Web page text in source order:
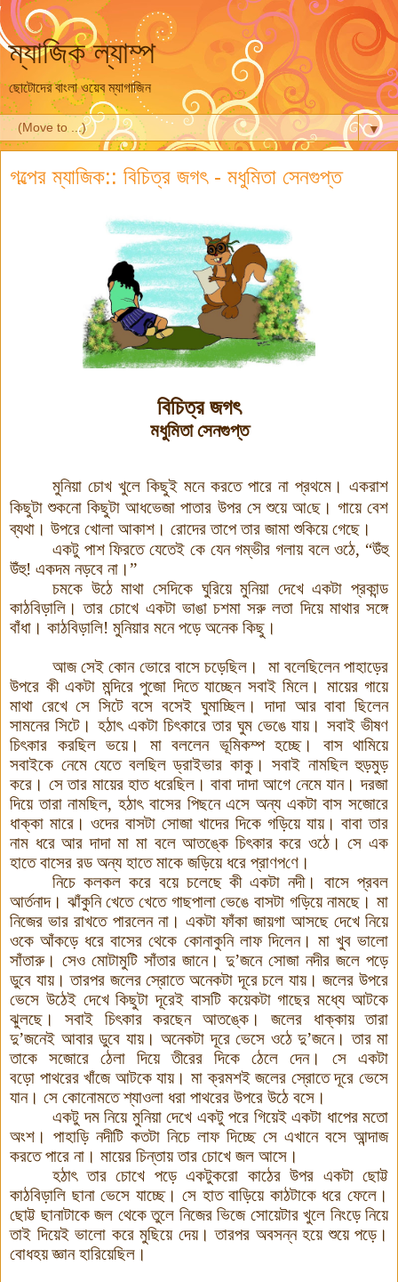
ম্যাজিক ল্যাম্প
ছোটোদের বাংলা ওয়েব ম্যাগাজিন
▼
গল্পের ম্যাজিক:: বিচিত্র জগৎ - মধুমিতা সেনগুপ্ত
বিচিত্র জগৎ
মধুমিতা সেনগুপ্ত
মুনিয়া চোখ খুলে কিছুই মনে করতে পারে না প্রথমে। একরাশ
কিছুটা শুকনো কিছুটা আধভেজা পাতার উপর সে শুয়ে আছে। গায়ে বেশ
ব্যথা। উপরে খোলা আকাশ। রোদের তাপে তার জামা শুকিয়ে গেছে ।
একটু পাশ ফিরতে যেতেই কে যেন গম্ভীর গলায় বলে ওঠে, “উঁহু
উঁহু! একদম নড়বে না।”
চমকে উঠে মাথা সেদিকে ঘুরিয়ে মুনিয়া দেখে একটা প্রকান্ড
কাঠবিড়ালি। তার চোখে একটা ভাঙা চশমা সরু লতা দিয়ে মাথার সঙ্গে
বাঁধা । কাঠবিড়ালি! মুনিয়ার মনে পড়ে অনেক কিছু ।
আজ সেই কোন ভোরে বাসে চড়েছিল। মা বলেছিলেন পাহাড়ের
উপরে কী একটা মন্দিরে পুজো দিতে যাচ্ছেন সবাই মিলে। মায়ের গায়ে
মাথা রেখে সে সিটে বসে বসেই ঘুমাচ্ছিল। দাদা আর বাবা ছিলেন
সামনের সিটে। হঠাৎ একটা চিৎকারে তার ঘুম ভেঙে যায়। সবাই ভীষণ
চিৎকার করছিল ভয়ে। মা বললেন ভূমিকম্প হচ্ছে। বাস থামিয়ে
সবাইকে নেমে যেতে বলছিল ড্রাইভার কাকু। সবাই নামছিল হুড়মুড়
করে। সে তার মায়ের হাত ধরেছিল। বাবা দাদা আগে নেমে যান। দরজা
দিয়ে তারা নামছিল, হঠাৎ বাসের পিছনে এসে অন্য একটা বাস সজোরে
ধাক্কা মারে। ওদের বাসটা সোজা খাদেরদিকে গড়িয়ে যায়। বাবা তার
নাম ধরে আর দাদা মা মা বলে আতঙ্কে চিৎকার করে ওঠে। সে এক
হাতে বাসের রড অন্য হাতে মাকে জড়িয়ে ধরে প্রাণপণে ।
নিচে কলকল করে বয়ে চলেছে কীএকটা নদী। বাসে প্রবল
আর্তনাদ। ঝাঁকুনি খেতে খেতে গাছপালা ভেঙে বাসটা গড়িয়ে নামছে। মা
নিজের ভার রাখতে পারলেন না। একটা ফাঁকা জায়গা আসছে দেখে নিয়ে
ওকে আঁকড়ে ধরে বাসের থেকে কোনাকুনি লাফ দিলেন। মা খুব ভালো
সাঁতারু। সেও মোটামুটি সাঁতার জানে। দু’জনে সোজা নদীর জলে পড়ে
ডুবে যায়। তারপর জলের স্রোতে অনেকটা দূরে চলে যায়। জলের উপরে
ভেসে উঠেই দেখে কিছুটা দূরেই বাসটি কয়েকটা গাছের মধ্যে আটকে
ঝুলছে। সবাই চিৎকার করছেন আতঙ্কে। জলের ধাক্কায় তারা
দু’জনেই আবার ডুবে যায়। অনেকটা দূরে ভেসে ওঠে দু’জনে। তার মা
তাকে সজোরে ঠেলা দিয়ে তীরের দিকে ঠেলে দেন। সে একটা
বড়ো পাথরের খাঁজে আটকে যায়। মা ক্রমশই জলের স্রোতে দূরে ভেসে
যান। সে কোনোমতে শ্যাওলা ধরা পাথরের উপরে উঠে বসে।
একটু দম নিয়ে মুনিয়া দেখে একটু পরে গিয়েই একটা ধাপের মতো
অংশ । পাহাড়ি নদীটি কতটা নিচে লাফ দিচ্ছে সে এখানে বসে আন্দাজ
করতে পারে না। মায়ের চিন্তায় তার চোখে জল আসে ।
হঠাৎ তার চোখে পড়ে একটুকরো কাঠের উপর একটা ছোট্ট
কাঠবিড়ালি ছানা ভেসে যাচ্ছে। সে হাত বাড়িয়ে কাঠটাকে ধরে ফেলে।
ছোট্ট ছানাটাকে জল থেকে তুলে নিজের ভিজে সোয়েটার খুলে নিংড়ে নিয়ে
তাই দিয়েই ভালো করে মুছিয়ে দেয়।তারপর অবসন্ন হয়ে শুয়ে পড়ে।
বোধহয় জ্ঞান হারিয়েছিল ।